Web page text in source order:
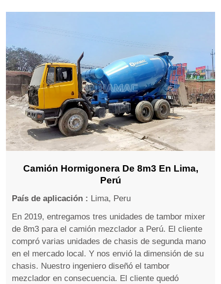
Camión Hormigonera De 8m3 En Lima,
Perú
País de aplicación : Lima, Peru
En 2019, entregamos tres unidades de tambor mixer
de 8m3 para el camión mezclador a Perú. El cliente
compró varias unidades de chasis de segunda mano
en el mercado local. Y nos envió la dimensión de su
chasis. Nuestro ingeniero diseñó el tambor
mezclador en consecuencia. El cliente quedó